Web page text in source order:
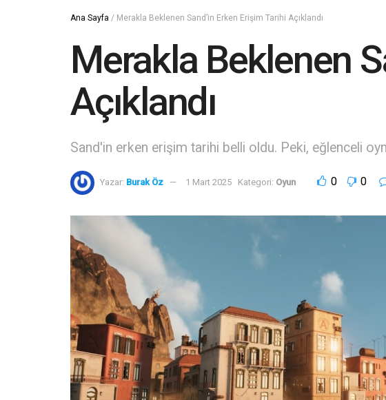
Ana Sayfa / Merakla Beklenen Sand’in Erken Erişim Tarihi Açıklandı
Merakla Beklenen
Açıklandı
Sand'in erken erişim tarihi belli oldu. Peki, eğlenceli
Yazar: Burak Öz 1 Mart 2025 Kategori: Oyun 0 0